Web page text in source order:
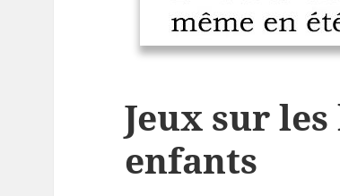
Jeux sur
enfants